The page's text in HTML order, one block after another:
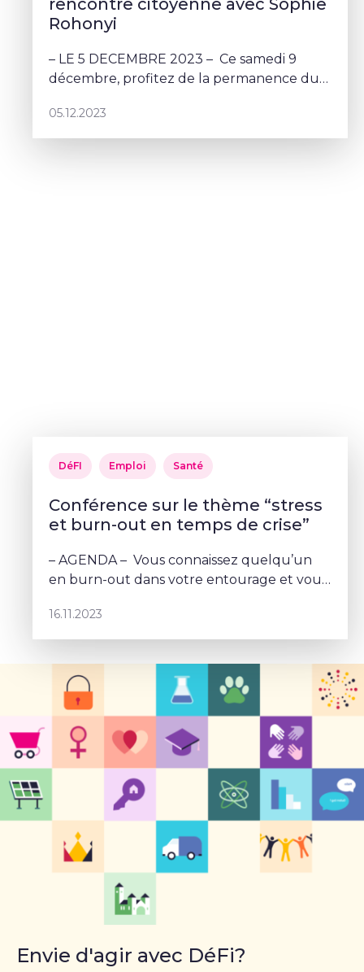
rencontre citoyenne avec Sophie
Rohonyi
– LE 5 DECEMBRE 2023 – Ce samedi 9
décembre, profitez de la permanence du
questions à Sophie Rohonyi.
05.12.2023
DéFI Emploi Santé
Conférence sur le thème “stress
et burn-out en temps de crise”
– AGENDA – Vous connaissez quelqu’un
en burn-out dans votre entourage et vous
sujet au stress lié au travail? Vous vous
questionnez
16.11.2023
Envie d'agir avec DéFi?